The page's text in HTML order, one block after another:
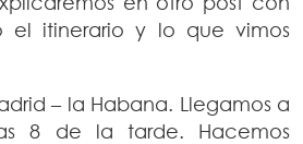
el itinerario y lo que vimos
– la Habana. Llegamos a
8 de la tarde. Hacemos